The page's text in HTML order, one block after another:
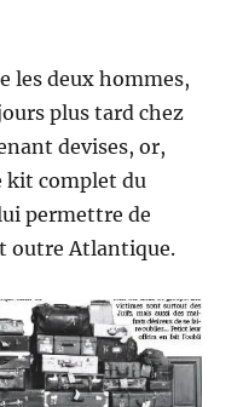
les deux hommes,
plus tard chez
devises, or,
kit complet du
permettre de
outre Atlantique.